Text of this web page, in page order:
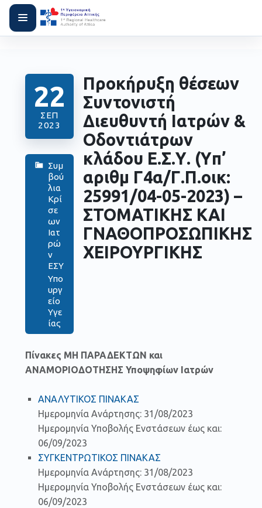
22
ΣΕΠ
2023
Συμ
βού
λια
Κρί
σε
ων
Ιατ
ρώ
ν
ΕΣΥ
Υπο
υργ
είο
Υγε
ίας
Προκήρυξη θέσεων
Συντονιστή
Διευθυντή Ιατρών &
Οδοντιάτρων
κλάδου Ε.Σ.Υ. (Yπ’
αριθμ Γ4α/Γ.Π.οικ:
25991/04-05-2023) –
ΣΤΟΜΑΤΙΚΗΣ ΚΑΙ
ΓΝΑΘΟΠΡΟΣΩΠΙΚΗΣ
ΧΕΙΡΟΥΡΓΙΚΗΣ
Πίνακες ΜΗ ΠΑΡΑΔΕΚΤΩΝ και
ΑΝΑΜΟΡΙΟΔΟΤΗΣΗΣ Υποψηφίων Ιατρών
ΑΝΑΛΥΤΙΚΟΣ ΠΙΝΑΚΑΣ
Ημερομηνία Ανάρτησης: 31/08/2023
Ημερομηνία Υποβολής Ενστάσεων έως και:
06/09/2023
ΣΥΓΚΕΝΤΡΩΤΙΚΟΣ ΠΙΝΑΚΑΣ
Ημερομηνία Ανάρτησης: 31/08/2023
Ημερομηνία Υποβολής Ενστάσεων έως και:
06/09/2023